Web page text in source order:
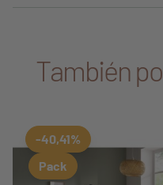
También
-40,41%
Pack